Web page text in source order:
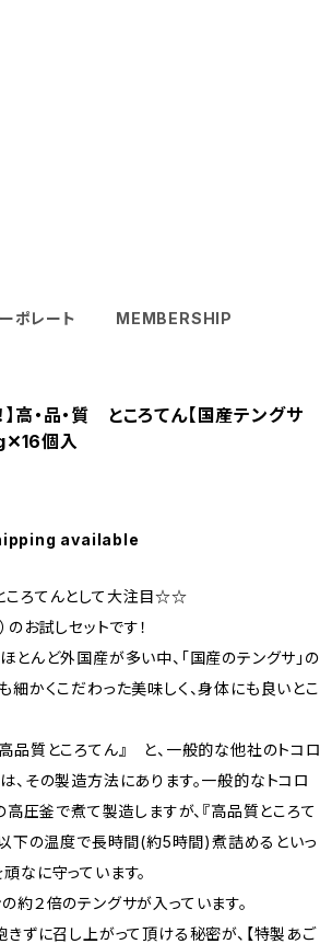
ポレート MEMBERSHIP
】高・品・質 ところてん【国産テングサ
個入
available
ろてんとして大注目☆☆
お試しセットです！
とんど外国産が多い中、「国産のテングサ」の
細かくこだわった美味しく、身体にも良いとこ
品質ところてん』 と、一般的な他社のトコロ
、その製造方法にあります。一般的なトコロ
圧釜で煮て製造しますが、『高品質ところて
下の温度で長時間(約5時間)煮詰めるといっ
なに守っています。
約２倍のテングサが入っています。
きずに召し上がって頂ける秘密が、【特製あご